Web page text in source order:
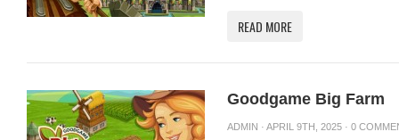
READ MORE
Goodgame Big Farm
ADMIN · APRIL 9TH, 2025 · 0